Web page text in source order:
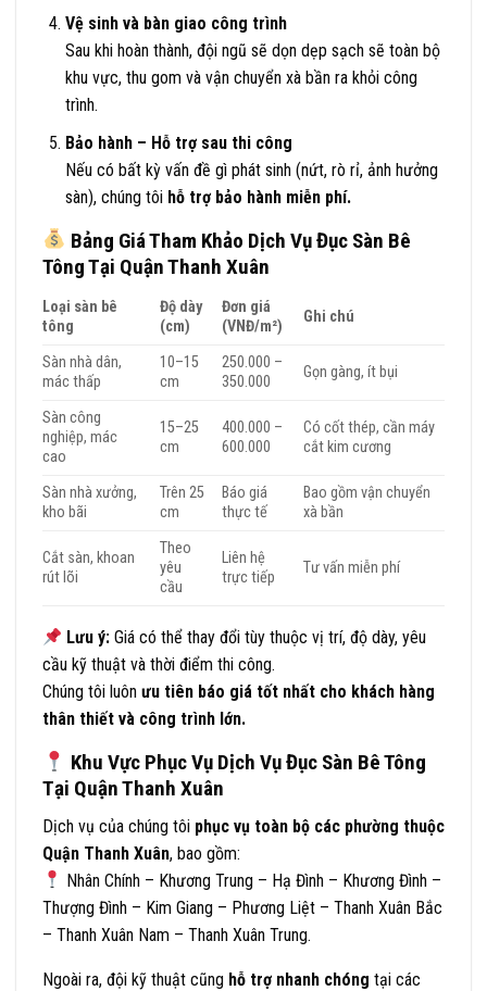
Vệ sinh và bàn giao công trình
Sau khi hoàn thành, đội ngũ sẽ dọn dẹp sạch sẽ toàn bộ
khu vực, thu gom và vận chuyển xà bần ra khỏi công
trình.
Bảo hành – Hỗ trợ sau thi công
Nếu có bất kỳ vấn đề gì phát sinh (nứt, rò rỉ, ảnh hưởng
sàn), chúng tôi hỗ trợ bảo hành miễn phí.
Bảng Giá Tham Khảo Dịch Vụ Đục Sàn Bê
Tông Tại Quận Thanh Xuân
Loại sàn bê
tông
Độ dày
(cm)
Đơn giá
(VNĐ/m²)
Ghi chú
Sàn nhà dân,
mác thấp
10–15
cm
250.000 –
350.000
Gọn gàng, ít bụi
Sàn công
nghiệp, mác
cao
15–25
cm
400.000 –
600.000
Có cốt thép, cần máy
cắt kim cương
Sàn nhà xưởng,
kho bãi
Trên 25
cm
Báo giá
thực tế
Bao gồm vận chuyển
xà bần
Cắt sàn, khoan
rút lõi
Theo
yêu
cầu
Liên hệ
trực tiếp
Tư vấn miễn phí
Lưu ý: Giá có thể thay đổi tùy thuộc vị trí, độ dày, yêu
cầu kỹ thuật và thời điểm thi công.
Chúng tôi luôn ưu tiên báo giá tốt nhất cho khách hàng
thân thiết và công trình lớn.
Khu Vực Phục Vụ Dịch Vụ Đục Sàn Bê Tông
Tại Quận Thanh Xuân
Dịch vụ của chúng tôi phục vụ toàn bộ các phường thuộc
Quận Thanh Xuân, bao gồm:
Nhân Chính – Khương Trung – Hạ Đình – Khương Đình –
Thượng Đình – Kim Giang – Phương Liệt – Thanh Xuân Bắc
– Thanh Xuân Nam – Thanh Xuân Trung.
Ngoài ra, đội kỹ thuật cũng hỗ trợ nhanh chóng tại các